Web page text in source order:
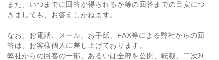
また、いつまでに回答が得られるか等の回答までの目安につ
きましても、お答えしかねます。
なお、お電話、メール、お手紙、FAX等による弊社からの回
答は、お客様個人に差し上げております。
弊社からの回答の一部、あるいは全部を公開、転載、二次利